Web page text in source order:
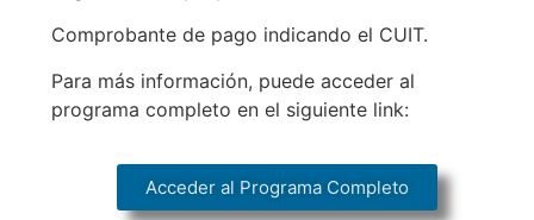
Comprobante de pago indicando el CUIT.
Para más información, puede acceder al
programa completo en el siguiente link:
Acceder al Programa Completo